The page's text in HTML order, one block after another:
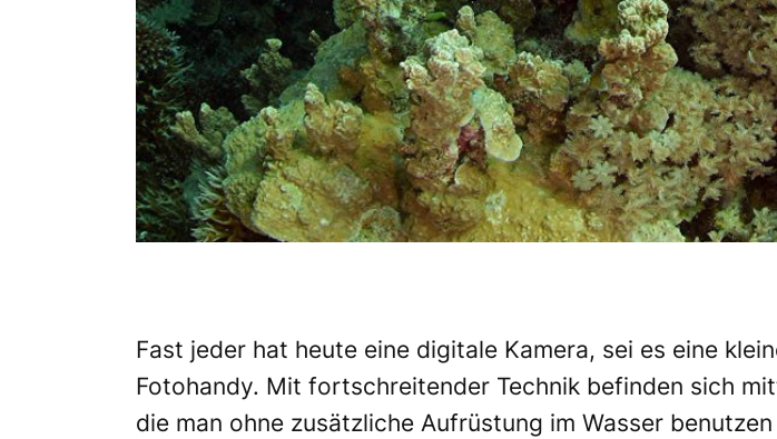
Fast jeder hat heute eine digitale Kamera, sei es eine
Fotohandy. Mit fortschreitender Technik befinden sich
die man ohne zusätzliche Aufrüstung im Wasser